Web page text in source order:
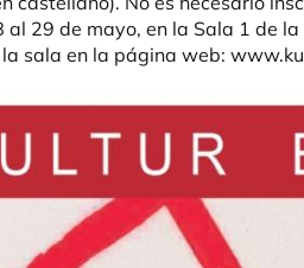
al 29 de mayo, en la Sala 1 de
sala en la página web: